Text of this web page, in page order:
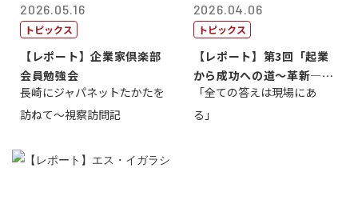
2026.05.16
トピックス
【レポート】企業家倶楽部
会員勉強会
長崎にジャパネットたかたを
訪ねて～視察訪問記
2026.04.06
トピックス
【レポート】第3回「起業
から成功への道～革新―挑
戦の先にある...
「全ての答えは現場にあ
る」